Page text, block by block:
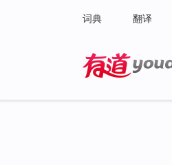
词典 翻译